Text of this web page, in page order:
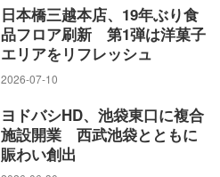
日本橋三越本店、19年ぶり食
品フロア刷新 第1弾は洋菓子
エリアをリフレッシュ
2026-07-10
ヨドバシHD、池袋東口に複合
施設開業 西武池袋とともに
賑わい創出